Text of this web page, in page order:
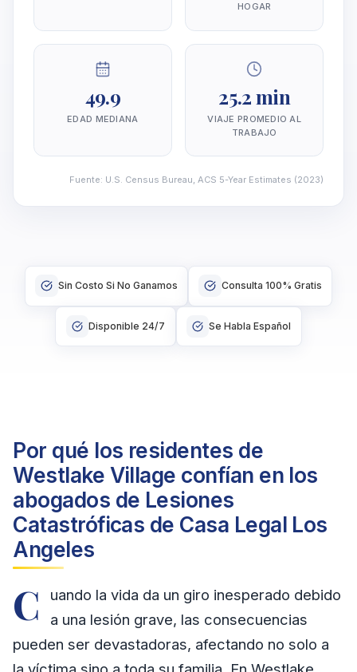
HOGAR
49.9
EDAD MEDIANA
25.2 min
VIAJE PROMEDIO AL
TRABAJO
Fuente: U.S. Census Bureau, ACS 5-Year Estimates (2023)
Sin Costo Si No Ganamos Consulta 100% Gratis
Disponible 24/7 Se Habla Español
Por qué los residentes de
Westlake Village confían en los
abogados de Lesiones
Catastróficas de Casa Legal Los
Angeles
C
uando la vida da un giro inesperado debido
a una lesión grave, las consecuencias
pueden ser devastadoras, afectando no solo a